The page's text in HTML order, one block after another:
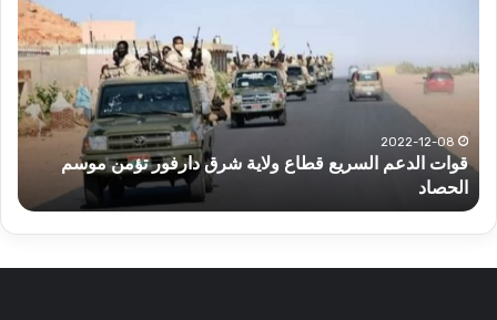
ولاية
شرق
تؤمن
موسم
الحصاد
2022-12-08
قوات الدعم السريع قطاع ولاية شرق دارفور تؤمن موسم
الحصاد